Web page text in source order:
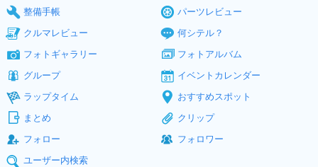
整備手帳
パーツレビュー
クルマレビュー
何シテル？
フォトギャラリー
フォトアルバム
グループ
イベントカレンダー
ラップタイム
おすすめスポット
まとめ
クリップ
フォロー
フォロワー
ユーザー内検索